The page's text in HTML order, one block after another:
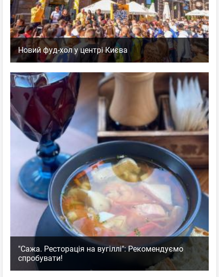
Новий фуд-хол у центрі Києва
"Сажа. Ресторація на вугіллі": Рекомендуємо
спробувати!